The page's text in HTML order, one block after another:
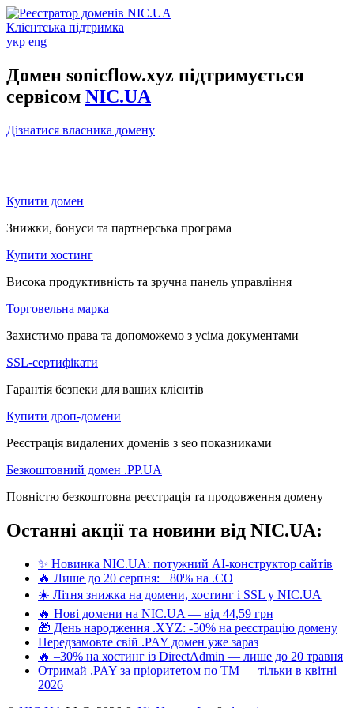
Клієнтська підтримка
укр eng
Домен sonicflow.xyz підтримується
сервісом NIC.UA
Дізнатися власника домену
Купити домен
Знижки, бонуси та партнерська програма
Купити хостинг
Висока продуктивність та зручна панель управління
Торговельна марка
Захистимо права та допоможемо з усіма документами
SSL-сертифікати
Гарантія безпеки для ваших клієнтів
Купити дроп-домени
Реєстрація видалених доменів з seo показниками
Безкоштовний домен .PP.UA
Повністю безкоштовна реєстрація та продовження домену
Останні акції та новини від NIC.UA:
✨ Новинка NIC.UA: потужний AI-конструктор сайтів
🔥 Лише до 20 серпня: −80% на .CO
☀️ Літня знижка на домени, хостинг і SSL у NIC.UA
🔥 Нові домени на NIC.UA — від 44,59 грн
🎁 День народження .XYZ: -50% на реєстрацію домену
Передзамовте свій .PAY домен уже зараз
🔥 –30% на хостинг із DirectAdmin — лише до 20 травня
Отримай .PAY за пріоритетом по ТМ — тільки в квітні
2026